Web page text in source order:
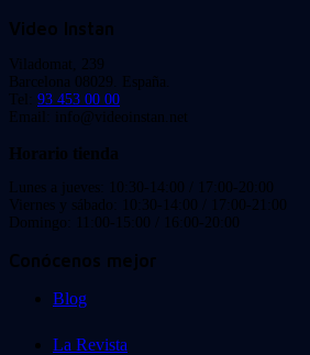
Video Instan
Viladomat, 239
Barcelona 08029. España.
Tel: 93 453 00 00
Email: info@videoinstan.net
Horario tienda
Lunes a jueves: 10:30-14:00 / 17:00-20:00
Viernes y sábado: 10:30-14:00 / 17:00-21:00
Domingo: 11:00-15:00 / 16:00-20:00
Conócenos mejor
Blog
La Revista